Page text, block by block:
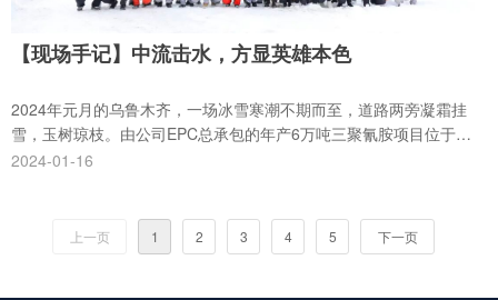
【现场手记】中流击水，方显英雄本色
2024年元月的乌鲁木齐，一场冰雪寒潮不期而至，道路两旁凝霜挂
雪，玉树琼枝。由公司EPC总承包的年产6万吨三聚氰胺项目位于米
东区甘泉堡，现在正处于项目建设的关键期。现场全体工作人员无畏
2024-01-16
上一页 1 2 3 4 5 下一页